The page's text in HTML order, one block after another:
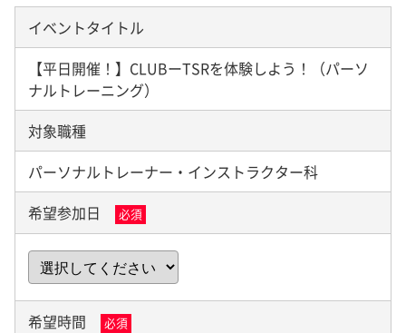
イベントタイトル
【平日開催！】CLUBーTSRを体験しよう！（パーソ
ナルトレーニング）
対象職種
パーソナルトレーナー・インストラクター科
希望参加日
必須
希望時間 必須